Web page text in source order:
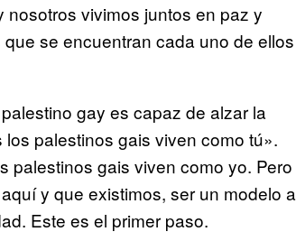
vivimos juntos en paz y
se encuentran cada uno de ellos
gay es capaz de alzar la
palestinos gais viven como tú».
palestinos gais viven como yo. Pero
y que existimos, ser un modelo a
Este es el primer paso.